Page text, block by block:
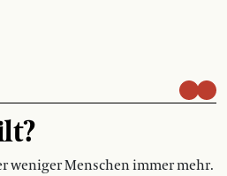
weniger Menschen immer mehr.